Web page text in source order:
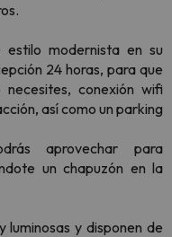
modernista en su
24 horas, para que
conexión wifi
así como un parking
aprovechar para
un chapuzón en la
luminosas y disponen de